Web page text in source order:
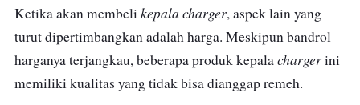
keawetannya. Selain itu, hal ini juga
mengurangi resiko terjadinya konsleting listrik
yang bisa berakibat fatal.
Masih terkait desain, kepala charger
Ketika akan membelikepala charger, aspek lain yang
turut dipertimbangkan adalah harga. Meskipun bandrol
harganya terjangkau, beberapa produk kepalachargerini
memiliki kualitas yang tidak bisa dianggap remeh.